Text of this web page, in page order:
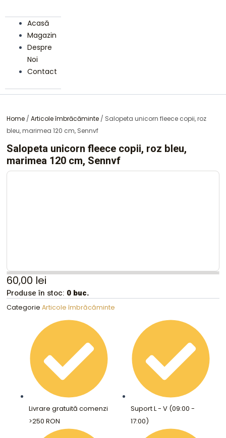
Acasă
Magazin
Despre
Noi
Contact
Home /Articole îmbrăcăminte / Salopeta unicorn fleece copii, roz
bleu, marimea 120 cm, Sennvf
Salopeta unicorn fleece copii, roz bleu,
marimea 120 cm, Sennvf
60,00 lei
Produse în stoc: 0 buc.
Categorie Articole îmbrăcăminte
Livrare gratuită comenzi
>250 RON
Suport L - V (09:00 -
17:00)